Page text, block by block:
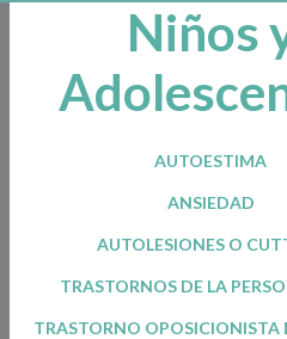
Niños
AUTOESTIMA
ANSIEDAD
AUTOLESIONES O
TRASTORNOS DE LA
TRASTORNO OPOSICIONISTA